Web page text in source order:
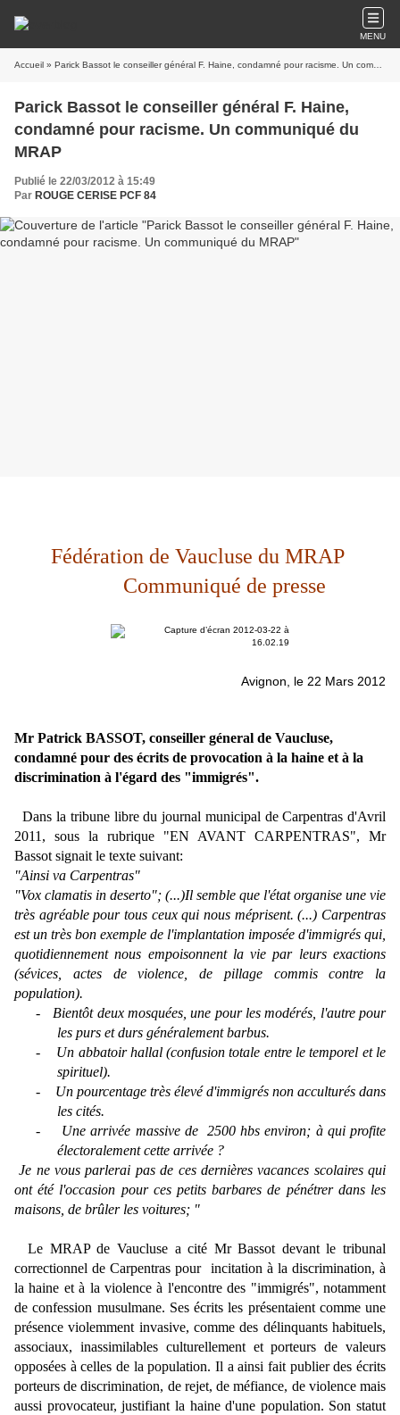
MENU
Accueil » Parick Bassot le conseiller général F. Haine, condamné pour racisme. Un communiqué du MRAP
Parick Bassot le conseiller général F. Haine,
condamné pour racisme. Un communiqué du
MRAP
Publié le 22/03/2012 à 15:49
Par ROUGE CERISE PCF 84
Fédération de Vaucluse du MRAP
Communiqué de presse
Avignon, le 22 Mars 2012
Mr Patrick BASSOT, conseiller géneral de Vaucluse,
condamné pour des écrits de provocation à la haine et à la
discrimination à l'égard des "immigrés".
Dans la tribune libre du journal municipal de Carpentras d'Avril
2011, sous la rubrique "EN AVANT CARPENTRAS", Mr
Bassot signait le texte suivant:
"Ainsi va Carpentras"
"Vox clamatis in deserto"; (...)Il semble que l'état organise une vie
très agréable pour tous ceux qui nous méprisent. (...) Carpentras
est un très bon exemple de l'implantation imposée d'immigrés qui,
quotidiennement nous empoisonnent la vie par leurs exactions
(sévices, actes de violence, de pillage commis contre la
population).
-
Bientôt deux mosquées, une pour les modérés, l'autre pour
les purs et durs généralement barbus.
-
Un abbatoir hallal (confusion totale entre le temporel et le
spirituel).
-
Un pourcentage très élevé d'immigrés non acculturés dans
les cités.
-
Une arrivée massive de
2500 hbs environ; à qui profite
électoralement cette arrivée ?
Je ne vous parlerai pas de ces dernières vacances scolaires qui
ont été l'occasion pour ces petits barbares de pénétrer dans les
maisons, de brûler les voitures; "
Le MRAP de Vaucluse a cité Mr Bassot devant le tribunal
correctionnel de Carpentras pour
incitation à la discrimination, à
la haine et à la violence à l'encontre des "immigrés", notamment
de confession musulmane. Ses écrits les présentaient comme une
présence violemment invasive, comme des délinquants habituels,
associaux, inassimilables culturellement et porteurs de valeurs
opposées à celles de la population. Il a ainsi fait publier des écrits
porteurs de discrimination, de rejet, de méfiance, de violence mais
aussi provocateur, justifiant la haine d'une population. Son statut